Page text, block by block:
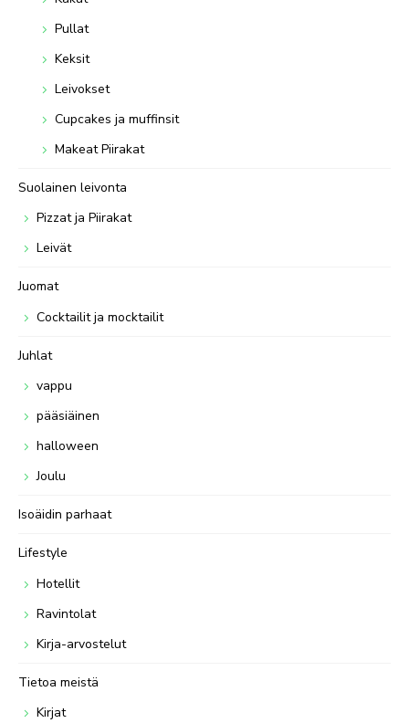
Pullat
Keksit
Leivokset
Cupcakes ja muffinsit
Makeat Piirakat
Suolainen leivonta
Pizzat ja Piirakat
Leivät
Juomat
Cocktailit ja mocktailit
Juhlat
vappu
pääsiäinen
halloween
Joulu
Isoäidin parhaat
Lifestyle
Hotellit
Ravintolat
Kirja-arvostelut
Tietoa meistä
Kirjat